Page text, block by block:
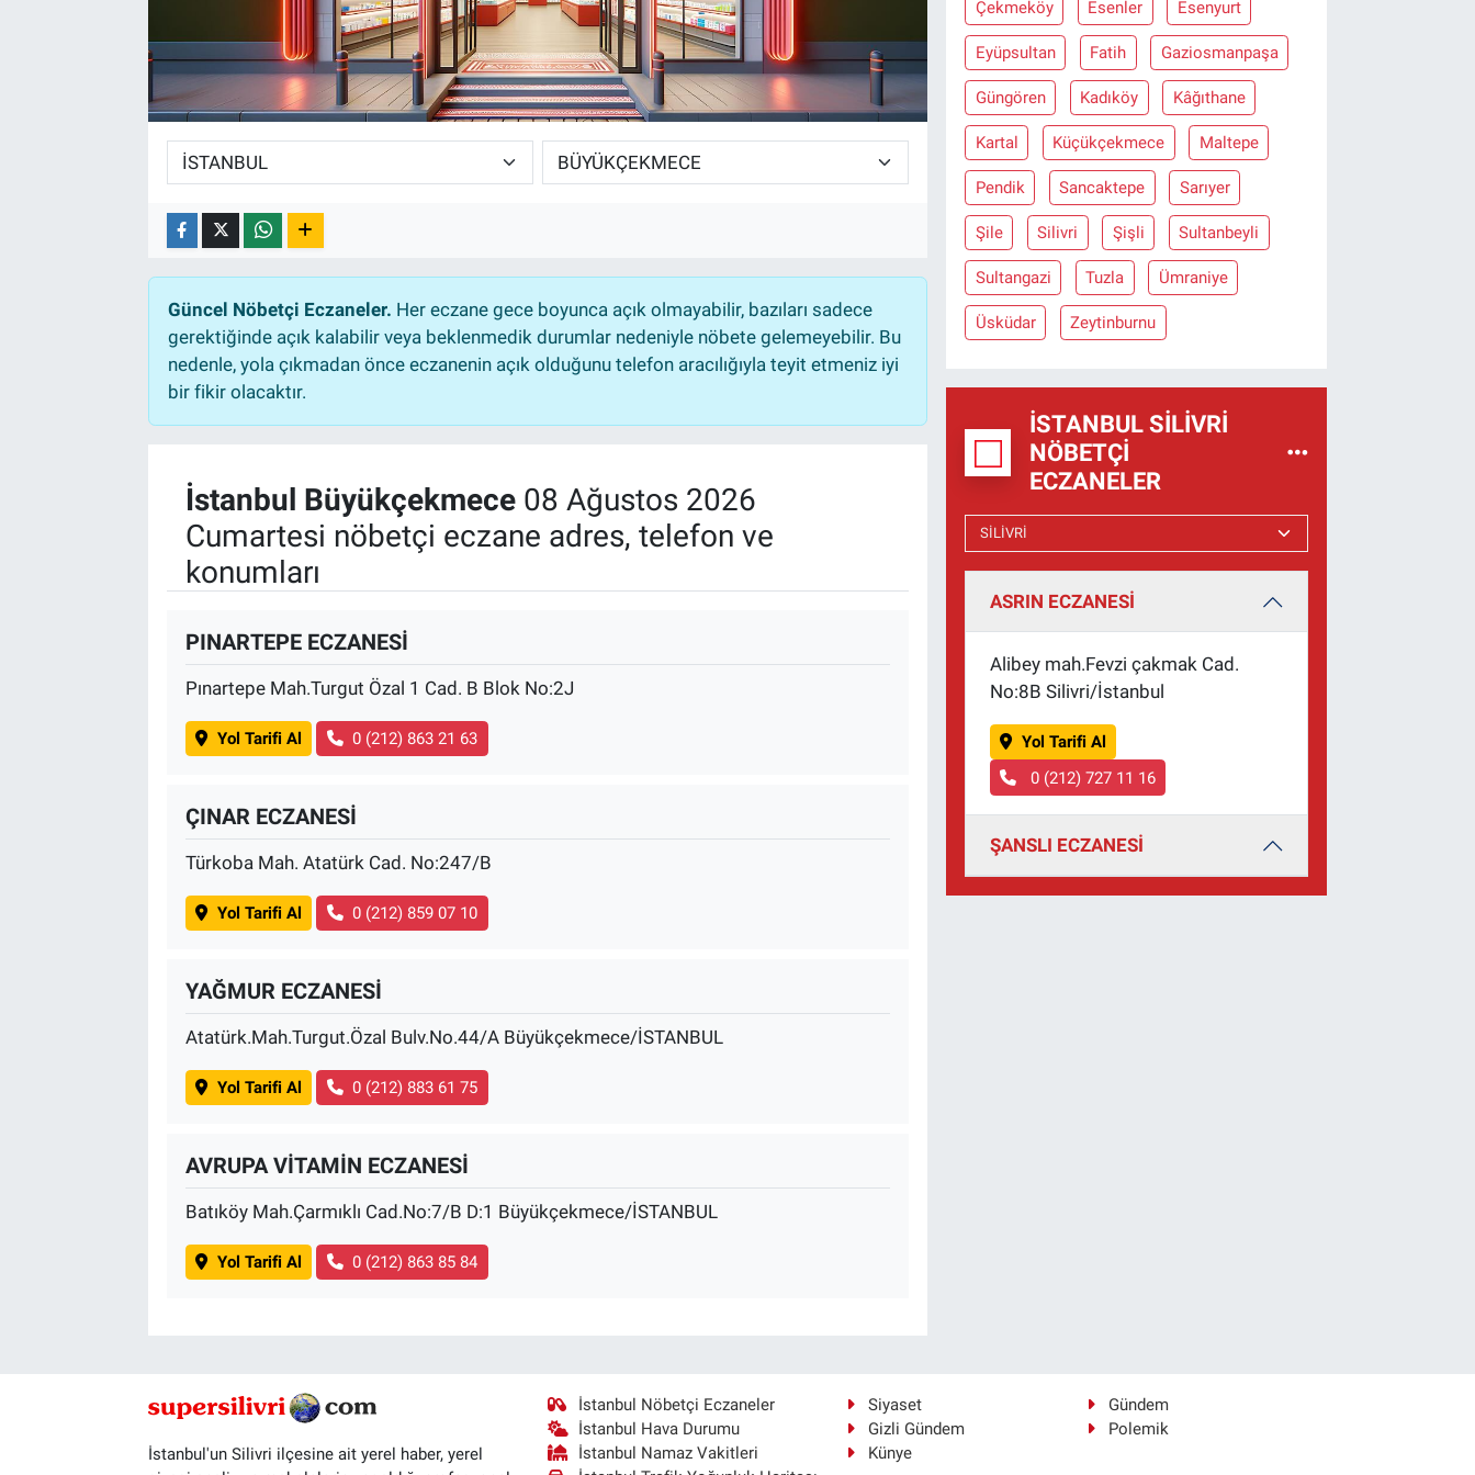
Güncel Nöbetçi Eczaneler. Her eczane gece boyunca açık olmayabilir, bazıları sadece
gerektiğinde açık kalabilir veya beklenmedik durumlar nedeniyle nöbete gelemeyebilir. Bu
nedenle, yola çıkmadan önce eczanenin açık olduğunu telefon aracılığıyla teyit etmeniz iyi
bir fikir olacaktır.
İstanbul Büyükçekmece08 Ağustos 2026
Cumartesi nöbetçi eczane adres, telefon ve
konumları
PINARTEPE ECZANESİ
Pınartepe Mah.Turgut Özal 1 Cad. B Blok No:2J
Yol Tarifi Al 0 (212) 863 21 63
ÇINAR ECZANESİ
Türkoba Mah. Atatürk Cad. No:247/B
Yol Tarifi Al 0 (212) 859 07 10
YAĞMUR ECZANESİ
Atatürk.Mah.Turgut.Özal Bulv.No.44/A Büyükçekmece/İSTANBUL
Yol Tarifi Al 0 (212) 883 61 75
AVRUPA VİTAMİN ECZANESİ
Batıköy Mah.Çarmıklı Cad.No:7/B D:1 Büyükçekmece/İSTANBUL
Yol Tarifi Al 0 (212) 863 85 84
Çekmeköy Esenler Esenyurt
Eyüpsultan Fatih Gaziosmanpaşa
Güngören Kadıköy Kâğıthane
Kartal Küçükçekmece Maltepe
Pendik Sancaktepe Sarıyer
Şile Silivri Şişli Sultanbeyli
Sultangazi Tuzla Ümraniye
Üsküdar Zeytinburnu
İSTANBUL SILIVRI
NÖBETÇI
ECZANELER
ASRIN ECZANESİ
Alibey mah.Fevzi çakmak Cad.
No:8B Silivri/İstanbul
Yol Tarifi Al
0 (212) 727 11 16
ŞANSLI ECZANESİ
İstanbul'un Silivri ilçesine ait yerel haber, yerel
İstanbul Nöbetçi Eczaneler
İstanbul Hava Durumu
İstanbul Namaz Vakitleri
Siyaset
Gündem
Gizli Gündem
Polemik
Künye